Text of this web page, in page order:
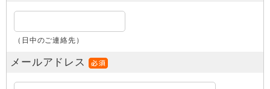
（日中のご連絡先）
メールアドレス